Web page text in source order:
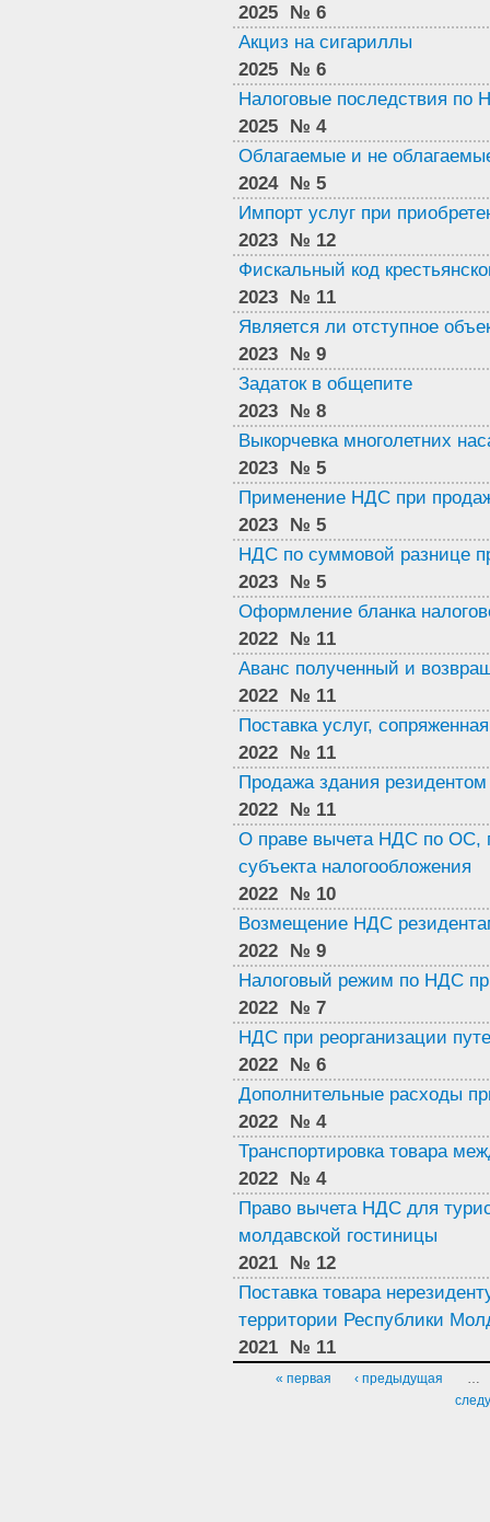
2025 № 6
Акциз на сигариллы
2025 № 6
Налоговые последствия по
2025 № 4
Облагаемые и не
2024 № 5
Импорт услуг при
2023 № 12
Фискальный код
2023 № 11
Является ли отступное
2023 № 9
Задаток в общепите
2023 № 8
Выкорчевка многолетних
2023 № 5
Применение НДС при
2023 № 5
НДС по суммовой разнице
2023 № 5
Оформление бланка
2022 № 11
Аванс полученный и
2022 № 11
Поставка услуг,
2022 № 11
Продажа здания
2022 № 11
О праве вычета НДС по ОС,
субъекта налогообложения
2022 № 10
Возмещение НДС
2022 № 9
Налоговый режим по НДС
2022 № 7
НДС при реорганизации
2022 № 6
Дополнительные расходы
2022 № 4
Транспортировка товара
2022 № 4
Право вычета НДС для
молдавской гостиницы
2021 № 12
Поставка товара
территории Республики
2021 № 11
Страницы
« первая ‹ предыдущая
…